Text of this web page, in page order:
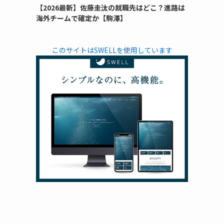
【2026最新】佐藤圭汰の就職先はどこ？進路は
海外チームで確定か【駒澤】
このサイトはSWELLを使用しています